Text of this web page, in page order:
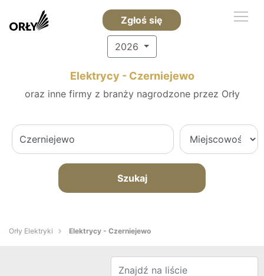
Zgłoś się
2026
Elektrycy - Czerniejewo
oraz inne firmy z branży nagrodzone przez Orły
Szukaj
Orły Elektryki Elektrycy - Czerniejewo